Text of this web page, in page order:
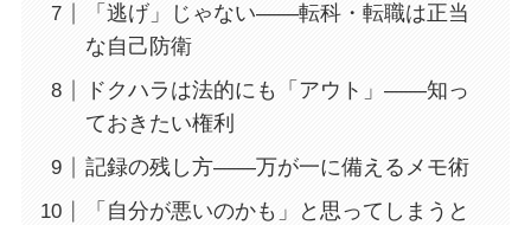
「逃げ」じゃない——転科・転職は正当
な自己防衛
ドクハラは法的にも「アウト」——知っ
ておきたい権利
記録の残し方——万が一に備えるメモ術
「自分が悪いのかも」と思ってしまうと